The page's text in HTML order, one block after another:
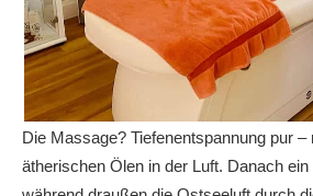
Die Massage? Tiefenentspannung pur –
ätherischen Ölen in der Luft. Danach